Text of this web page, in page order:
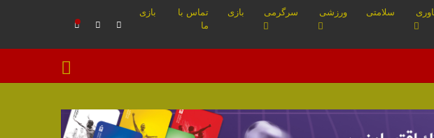
سلامتی ورزشی سرگرمی بازی
تماس با
ما
بازی